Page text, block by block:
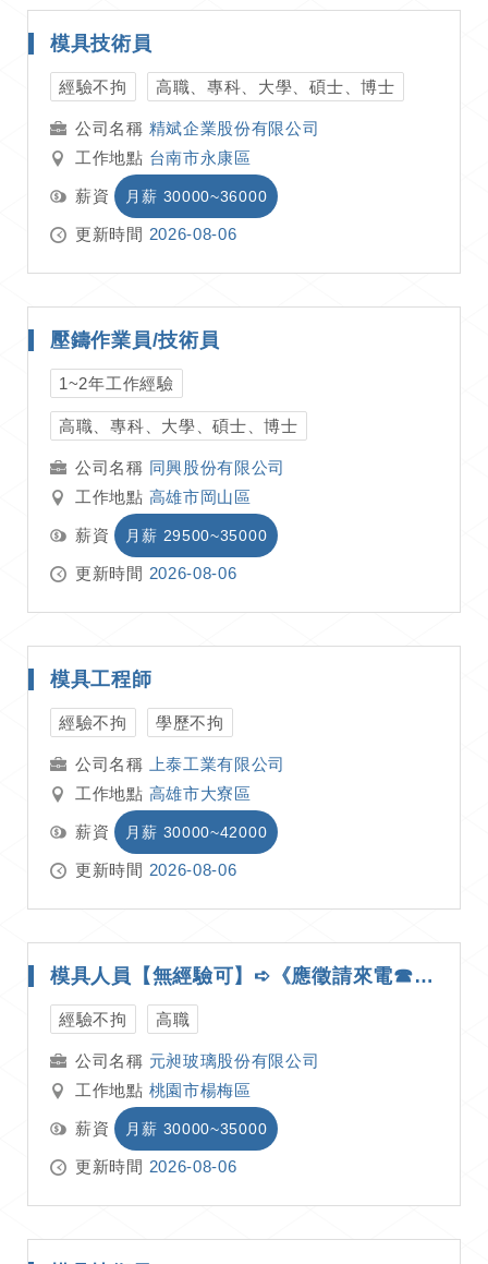
模具技術員
經驗不拘 高職、專科、大學、碩士、博士
精斌企業股份有限公司
工作地點 台南市永康區
薪資 月薪 30000~36000
更新時間 2026-08-06
壓鑄作業員/技術員
1~2年工作經驗
高職、專科、大學、碩士、博士
同興股份有限公司
工作地點 高雄市岡山區
薪資 月薪 29500~35000
更新時間 2026-08-06
模具工程師
經驗不拘 學歷不拘
上泰工業有限公司
工作地點 高雄市大寮區
薪資 月薪 30000~42000
更新時間 2026-08-06
模具人員【無經驗可】➪《應徵請來電☎ 03-4755151分機216 優先安排！》
經驗不拘 高職
元昶玻璃股份有限公司
工作地點 桃園市楊梅區
薪資 月薪 30000~35000
更新時間 2026-08-06